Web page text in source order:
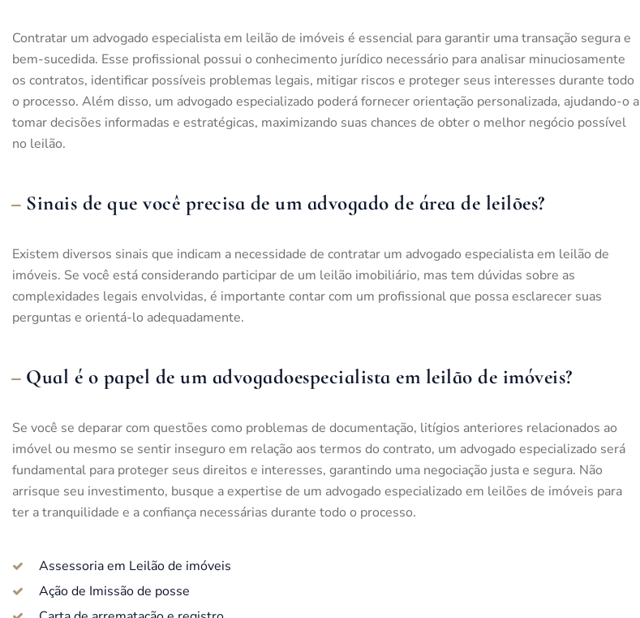
Contratar um advogado especialista em leilão de imóveis é essencial para garantir uma transação segura e
bem-sucedida. Esse profissional possui o conhecimento jurídico necessário para analisar minuciosamente
os contratos, identificar possíveis problemas legais, mitigar riscos e proteger seus interesses durante todo
o processo. Além disso, um advogado especializado poderá fornecer orientação personalizada, ajudando-o a
tomar decisões informadas e estratégicas, maximizando suas chances de obter o melhor negócio possível
no leilão.
Sinais de que você precisa de um advogado de área de leilões?
Existem diversos sinais que indicam a necessidade de contratar um advogado especialista em leilão de
imóveis. Se você está considerando participar de um leilão imobiliário, mas tem dúvidas sobre as
complexidades legais envolvidas, é importante contar com um profissional que possa esclarecer suas
perguntas e orientá-lo adequadamente.
Qual é o papel de um advogadoespecialista em leilão de imóveis?
Se você se deparar com questões como problemas de documentação, litígios anteriores relacionados ao
imóvel ou mesmo se sentir inseguro em relação aos termos do contrato, um advogado especializado será
fundamental para proteger seus direitos e interesses, garantindo uma negociação justa e segura. Não
arrisque seu investimento, busque a expertise de um advogado especializado em leilões de imóveis para
ter a tranquilidade e a confiança necessárias durante todo o processo.
Assessoria em Leilão de imóveis
Ação de Imissão de posse